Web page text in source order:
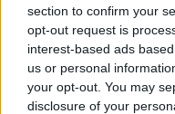
section to confirm your
opt-out request is
interest-based ads
us or personal
your opt-out. You may
disclosure of your
ΑΠΑΝΤΗΣΗ
είναι συνηθισμένο σε
15.06.2026, 21:54
απλά ξεχνιούνται,